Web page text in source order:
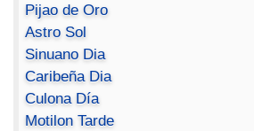
Pijao de Oro
Astro Sol
Sinuano Dia
Caribeña Dia
Culona Día
Motilon Tarde